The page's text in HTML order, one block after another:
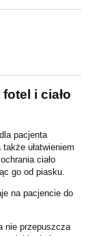
i ciało
pacjenta
ułatwieniem
ciało
go od piasku.
na pacjencie do
nie przepuszcza